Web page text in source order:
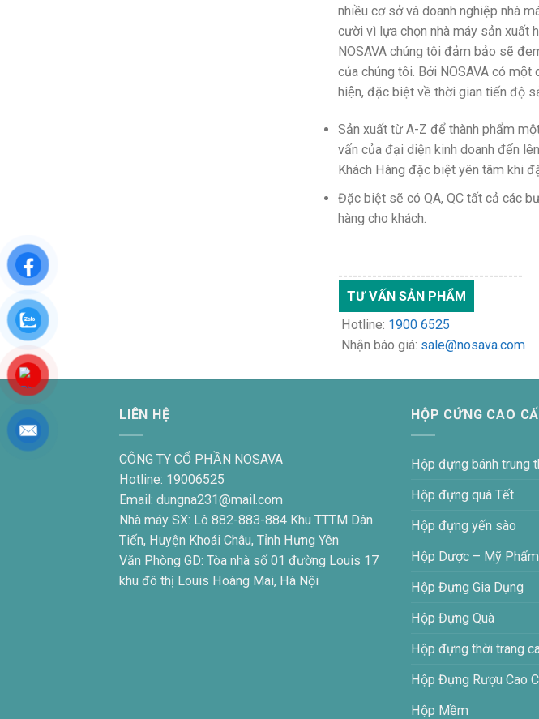
nhiều cơ sở và doanh nghiệp nhà
cười vì lựa chọn nhà máy sản xuất
NOSAVA chúng tôi đảm bảo sẽ
của chúng tôi. Bởi NOSAVA có
hiện, đặc biệt về thời gian tiến độ
Sản xuất từ A-Z để thành phẩm
vấn của đại diện kinh doanh đến
Khách Hàng đặc biệt yên tâm khi
Đặc biệt sẽ có QA, QC tất cả các
hàng cho khách.
--------------------------------------
TƯ VẤN SẢN PHẨM
Hotline: 1900 6525
Nhận báo giá: sale@nosava.com
LIÊN HỆ
CÔNG TY CỔ PHẦN NOSAVA
Hotline: 19006525
Email: dungna231@mail.com
Nhà máy SX: Lô 882-883-884 Khu TTTM Dân
Tiến, Huyện Khoái Châu, Tỉnh Hưng Yên
Văn Phòng GD: Tòa nhà số 01 đường Louis 17
khu đô thị Louis Hoàng Mai, Hà Nội
HỘP CỨNG CAO
Hộp đựng bánh trung
Hộp đựng quà Tết
Hộp đựng yến sào
Hộp Dược – Mỹ
Hộp Đựng Gia Dụng
Hộp Đựng Quà
Hộp đựng thời trang
Hộp Đựng Rượu Cao
Hộp Mềm